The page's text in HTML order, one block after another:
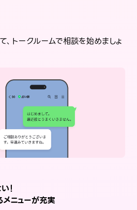
、トークルームで相談を始めましょ
！
ニューが充実